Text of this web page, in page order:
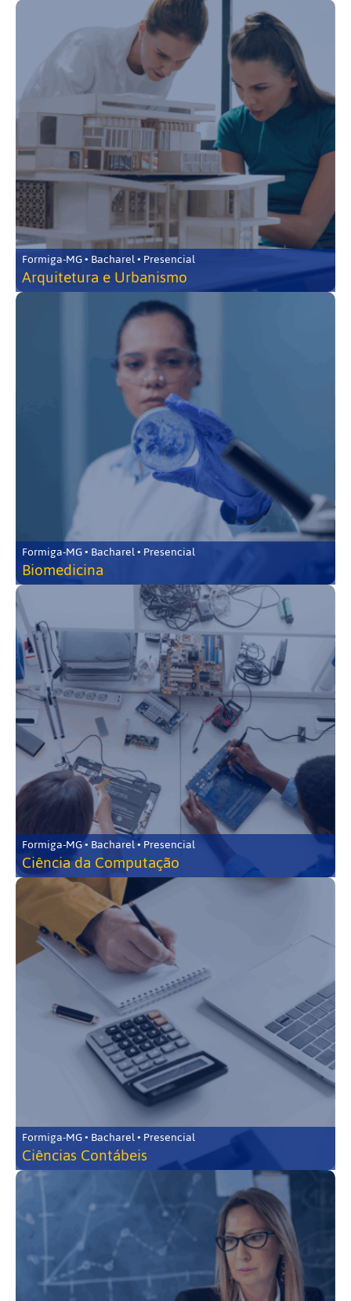
Formiga-MG • Bacharel • Presencial
Arquitetura e Urbanismo
Formiga-MG • Bacharel • Presencial
Biomedicina
Formiga-MG • Bacharel • Presencial
Ciência da Computação
Formiga-MG • Bacharel • Presencial
Ciências Contábeis